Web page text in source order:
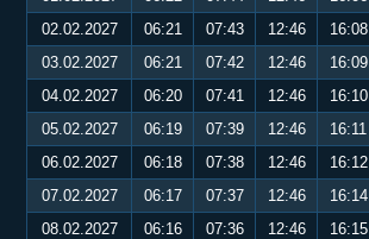
02.02.2027
06:21 07:43 12:46 16:08
03.02.2027
06:21 07:42 12:46 16:09
04.02.2027
06:20 07:41 12:46 16:10
05.02.2027
06:19 07:39 12:46 16:11
06.02.2027
06:18 07:38 12:46 16:12
07.02.2027
06:17 07:37 12:46 16:14
08.02.2027
06:16 07:36 12:46 16:15